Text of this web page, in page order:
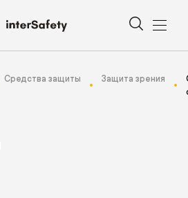
Средства защиты Защита зрения